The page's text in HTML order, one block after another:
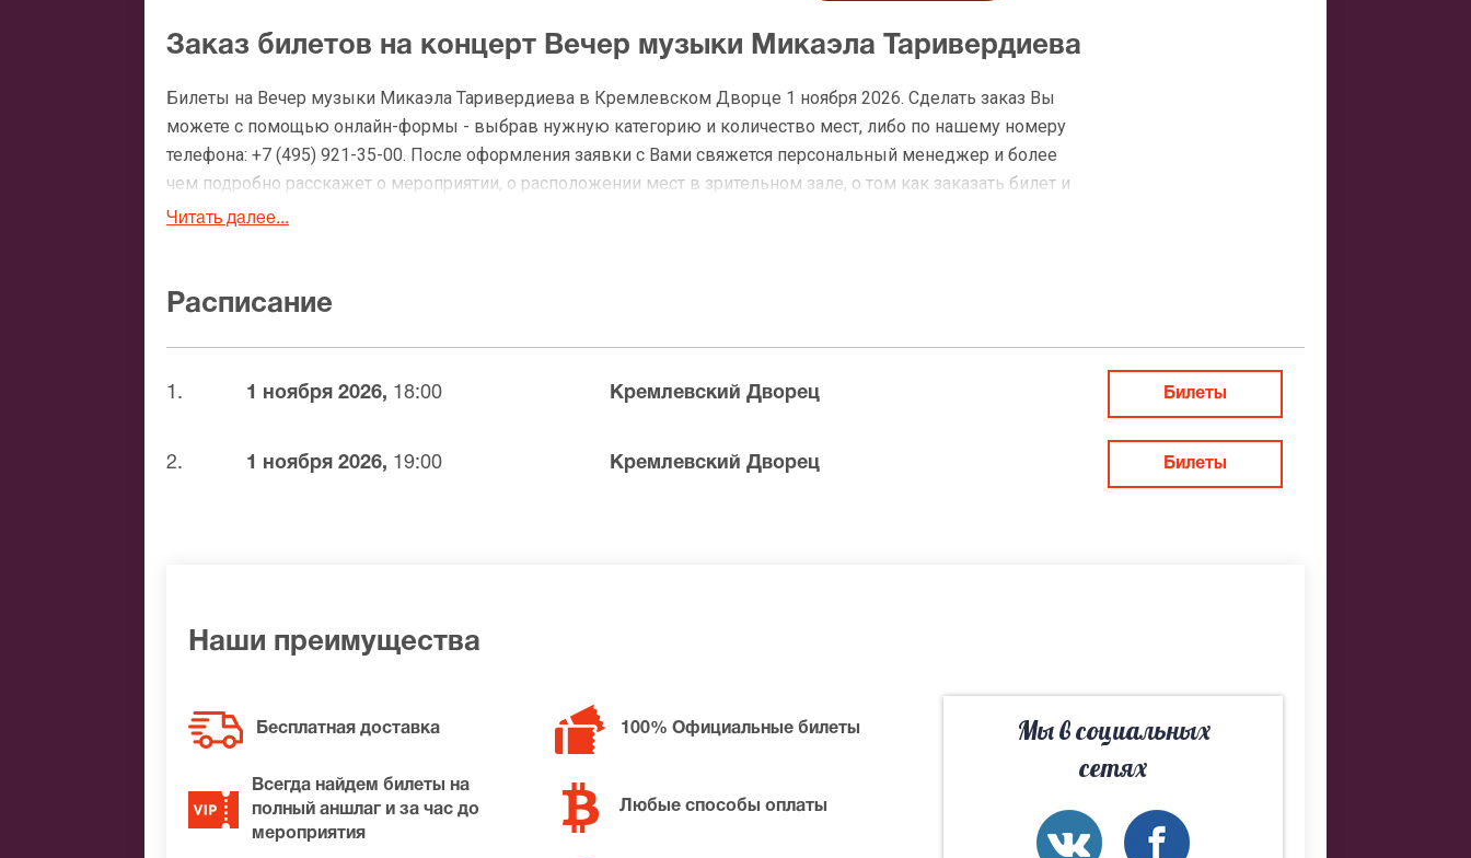
Заказ билетов на концерт Вечер музыки Микаэла Таривердиева
Билеты на Вечер музыки Микаэла Таривердиева в Кремлевском Дворце 1 ноября 2026. Сделать заказ Вы
можете с помощью онлайн-формы - выбрав нужную категорию и количество мест, либо по нашему номеру
телефона: +7 (495) 921-35-00. После оформления заявки с Вами свяжется персональный менеджер и более
чем подробно расскажет о мероприятии, о расположении мест в зрительном зале, о том как заказать билет и
утвердит адрес доставки.
После бронирования билетов, ожидайте доставку по Москве в течение не более 2-х часов. Бесплатная
доставка билетов осуществляется в пределах МКАД возле метро или в пешей доступности. Оплатить заказ
Банковским переводом
На нашем сайте всегда большой выбор билетов в разные категории зрительного зала Кремлевский Дворец.
мы обязательно подберем Вам лучшие места по доступной цене.
Читать далее...
Расписание
1. 1 ноября 2026, 18:00 Кремлевский Дворец Билеты
2. 1 ноября 2026, 19:00 Кремлевский Дворец Билеты
Наши преимущества
Бесплатная доставка 100% Официальные билеты
Всегда найдем билеты на
полный аншлаг и за час до
мероприятия
Любые способы оплаты
Мы в социальных
сетях